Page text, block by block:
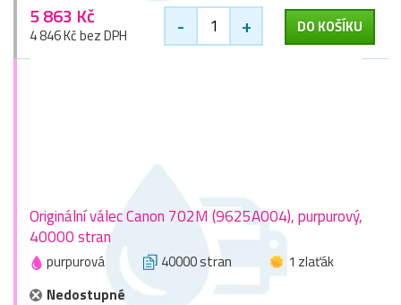
5 863 Kč
4 846 Kč bez DPH - + DO KOŠÍKU
Originální válec Canon 702M (9625A004), purpurový,
40000 stran
purpurová 40000 stran
1 zlaťák
Nedostupné